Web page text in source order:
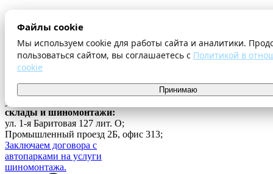
Файлы cookie
Мы используем cookie для работы сайта и аналитики.
пользоваться сайтом, вы соглашаетесь с Политикой в
cookie
Принимаю
Оплата и доставка
Шиномонтаж
Контакты
...
ул. Ферганская 16, офис 209;
склады и шиномонтажи:
ул. 1-я Баритовая 127 лит. О;
Промышленный проезд 2Б, офис 313;
Заключаем договора с
автопарками на услуги
шиномонтажа.